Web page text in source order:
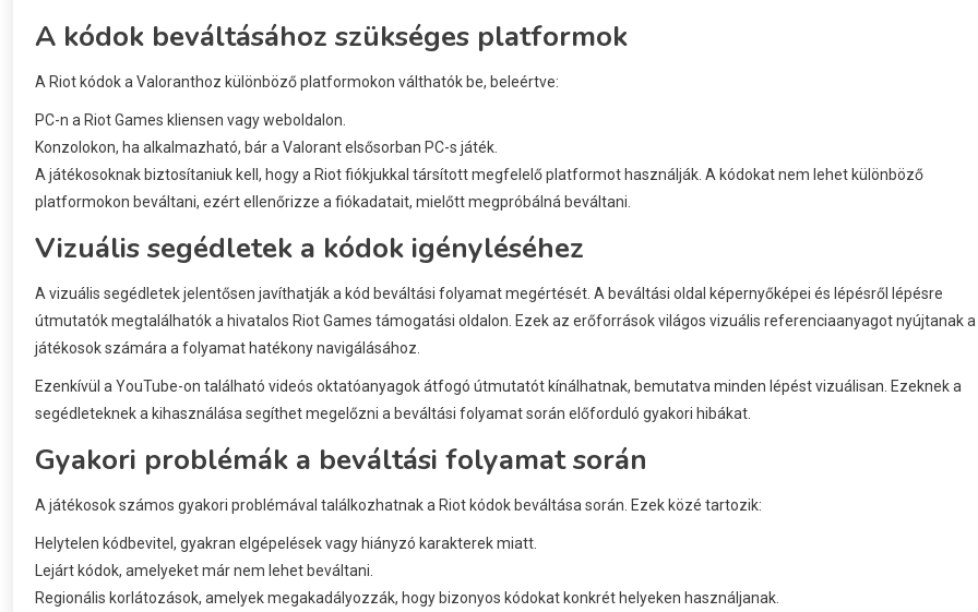
A kódok beváltásához szükséges platformok
A Riot kódok a Valoranthoz különböző platformokon válthatók be, beleértve:
PC-n a Riot Games kliensen vagy weboldalon.
Konzolokon, ha alkalmazható, bár a Valorant elsősorban PC-s játék.
A játékosoknak biztosítaniuk kell, hogy a Riot fiókjukkal társított megfelelő platformot használják. A kódokat nem lehet különböző
platformokon beváltani, ezért ellenőrizze a fiókadatait, mielőtt megpróbálná beváltani.
Vizuális segédletek a kódok igényléséhez
A vizuális segédletek jelentősen javíthatják a kód beváltási folyamat megértését. A beváltási oldal képernyőképei és lépésről lépésre
útmutatók megtalálhatók a hivatalos Riot Games támogatási oldalon. Ezek az erőforrások világos vizuális referenciaanyagot nyújtanak a
játékosok számára a folyamat hatékony navigálásához.
Ezenkívül a YouTube-on található videós oktatóanyagok átfogó útmutatót kínálhatnak, bemutatva minden lépést vizuálisan. Ezeknek a
segédleteknek a kihasználása segíthet megelőzni a beváltási folyamat során előforduló gyakori hibákat.
Gyakori problémák a beváltási folyamat során
A játékosok számos gyakori problémával találkozhatnak a Riot kódok beváltása során. Ezek közé tartozik:
Helytelen kódbevitel, gyakran elgépelések vagy hiányzó karakterek miatt.
Lejárt kódok, amelyeket már nem lehet beváltani.
Regionális korlátozások, amelyek megakadályozzák, hogy bizonyos kódokat konkrét helyeken használjanak.